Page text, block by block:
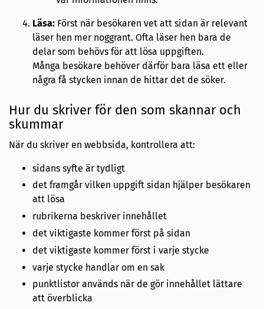
Läsa: Först när besökaren vet att sidan är relevant
läser hen mer noggrant. Ofta läser hen bara de
delar som behövs för att lösa uppgiften.
Många besökare behöver därför bara läsa ett eller
några få stycken innan de hittar det de söker.
Hur du skriver för den som skannar och
skummar
När du skriver en webbsida, kontrollera att:
sidans syfte är tydligt
det framgår vilken uppgift sidan hjälper besökaren
att lösa
rubrikerna beskriver innehållet
det viktigaste kommer först på sidan
det viktigaste kommer först i varje stycke
varje stycke handlar om en sak
punktlistor används när de gör innehållet lättare
att överblicka